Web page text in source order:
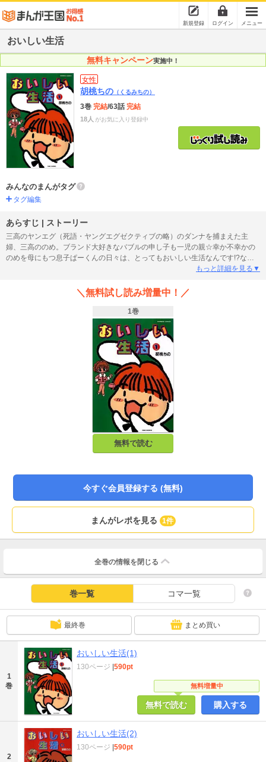
新規登録 ログイン メニュー
おいしい生活
無料キャンペーン実施中！
女性
胡桃ちの （くるみちの）
3巻 完結/63話完結
18人 がお気に入り登録中
みんなのまんがタグ
タグ編集
あらすじ | ストーリー
三高のヤンエグ（死語・ヤングエグゼクティブの略）のダンナを捕まえた主
婦、三高ののめ。ブランド大好きなバブルの申し子も一児の親☆幸か不幸かの
のめを母にもつ息子ぱーくんの日々は、とってもおいしい生活なんです!?なに
わのゴージャス主婦ののめのセレブな毎日！「おいしい生活」第１巻！
もっと詳細を見る▼
＼無料試し読み増量中！／
1巻
無料で読む
今すぐ会員登録する (無料)
まんがレポを見る 1件
全巻の情報を 閉じる
巻一覧 コマ一覧
最終巻 まとめ買い
1
巻
おいしい生活(1)
無料増量中
130ページ |590pt
無料で読む 購入する
2
おいしい生活(2)
130ページ |590pt